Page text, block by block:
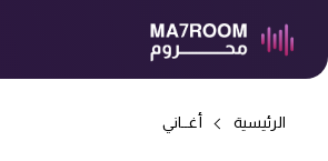
الرئيسية أغــاني